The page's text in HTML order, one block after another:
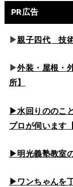
PR広告
▶親子四代 技
▶外装・屋根・
所】
▶水回りののこ
プロが伺います
▶明光義塾教室
▶ワンちゃんを